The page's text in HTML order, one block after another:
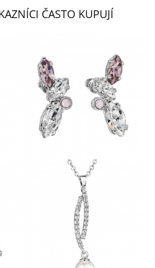
ČASTO KUPUJÍ